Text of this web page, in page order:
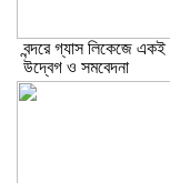
বন্দরে গ্যাস লিকেজে
উদ্বেগ ও সমবেদনা